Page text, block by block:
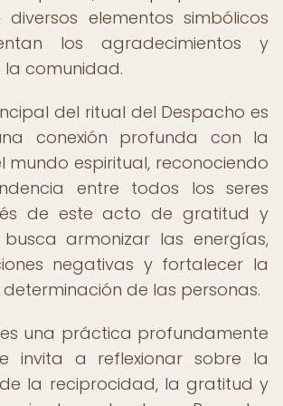
elementos simbólicos
los agradecimientos y
la comunidad.
del ritual del Despacho es
conexión profunda con la
mundo espiritual, reconociendo
entre todos los seres
de este acto de gratitud y
busca armonizar las energías,
negativas y fortalecer la
de las personas.
una práctica profundamente
invita a reflexionar sobre la
la reciprocidad, la gratitud y